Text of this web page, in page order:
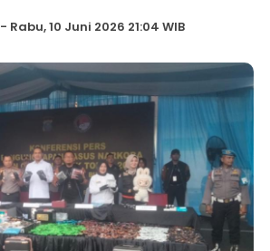
- Rabu, 10 Juni 2026 21:04 WIB